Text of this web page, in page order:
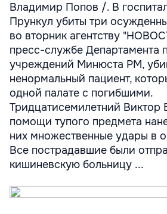
Владимир Попов /. В
Прункул убиты три
во вторник агентству
пресс-службе Департамента
учреждений Минюста РМ,
ненормальный пациент,
одной палате с погибшими.
Тридцатисемилетний Виктор
помощи тупого предмета
них множественные удары в
Все пострадавшие были
кишиневскую больницу ...